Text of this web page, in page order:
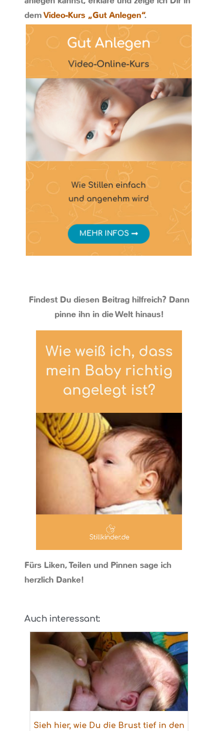
demVideo-Kurs „Gut Anlegen“.
Findest Du diesen Beitrag hilfreich? Dann
pinne ihn in die Welt hinaus!
Fürs Liken, Teilen und Pinnen sage ich
herzlich Danke!
Auch interessant:
Sieh hier, wie Du die Brust tief in den